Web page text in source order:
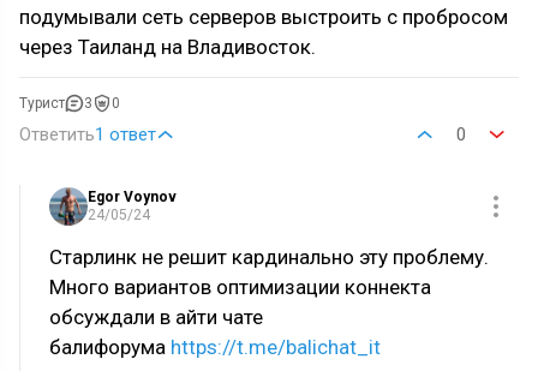
подумывали сеть серверов выстроить с пробросом
через Таиланд на Владивосток.
Турист 3 0
Ответить1 ответ 0
Egor Voynov
24/05/24
Старлинк не решит кардинально эту проблему.
Много вариантов оптимизации коннекта
обсуждали в айти чате
балифорума https://t.me/balichat_it